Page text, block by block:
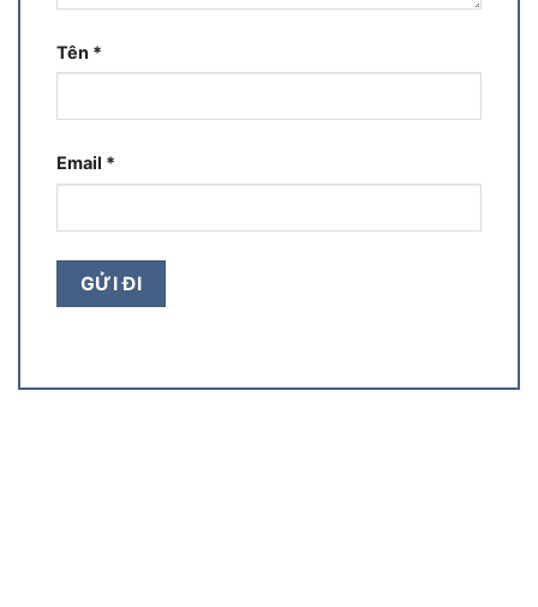
Tên *
Email *